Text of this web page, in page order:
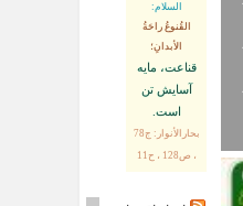
السلام:
القُنوعُ راحَةُ
الأبدانِ؛
قناعت، مايه
آسايش تن
است.
بحارالأنوار: ج78
، ص128 ، ح11